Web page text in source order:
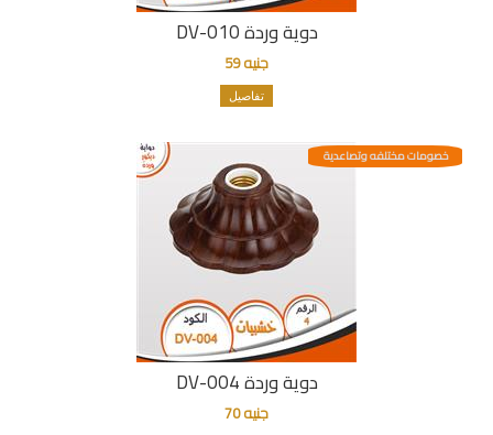
دوية وردة DV-010
جنيه 59
تفاصيل
دوية وردة DV-004
خصومات مختلفه وتصاعدية
جنيه 70